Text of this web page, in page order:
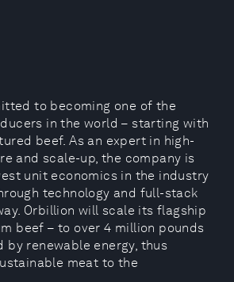
to becoming one of the
in the world – starting with
beef. As an expert in high-
and scale-up, the company is
unit economics in the industry
technology and full-stack
Orbillion will scale its flagship
beef – to over 4 million pounds
by renewable energy, thus
meat to the